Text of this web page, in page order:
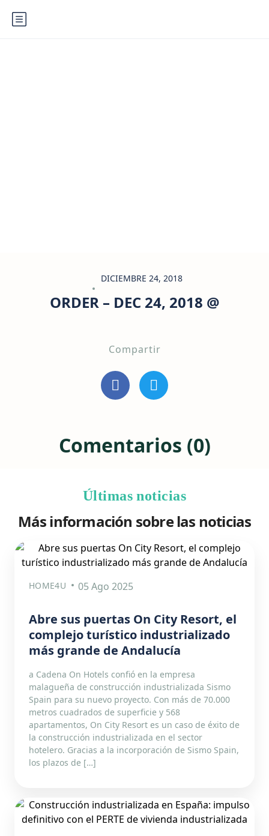
DICIEMBRE 24, 2018
ORDER – DEC 24, 2018 @
Compartir
Comentarios (0)
Últimas noticias
Más información sobre las noticias
HOME4U 05 Ago 2025
Abre sus puertas On City Resort, el
complejo turístico industrializado
más grande de Andalucía
a Cadena On Hotels confió en la empresa
malagueña de construcción industrializada Sismo
Spain para su nuevo proyecto. Con más de 70.000
metros cuadrados de superficie y 568
apartamentos, On City Resort es un caso de éxito de
la construcción industrializada en el sector
hotelero. Gracias a la incorporación de Sismo Spain,
los plazos de […]